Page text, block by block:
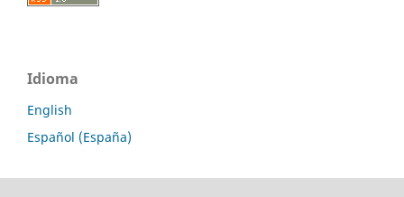
Idioma
English
Español (España)